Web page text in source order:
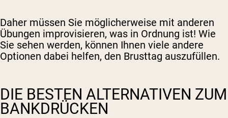
Daher müssen Sie möglicherweise mit anderen
Übungen improvisieren, was in Ordnung ist! Wie
Sie sehen werden, können Ihnen viele andere
Optionen dabei helfen, den Brusttag auszufüllen.
DIE BESTEN ALTERNATIVEN ZUM
BANKDRÜCKEN